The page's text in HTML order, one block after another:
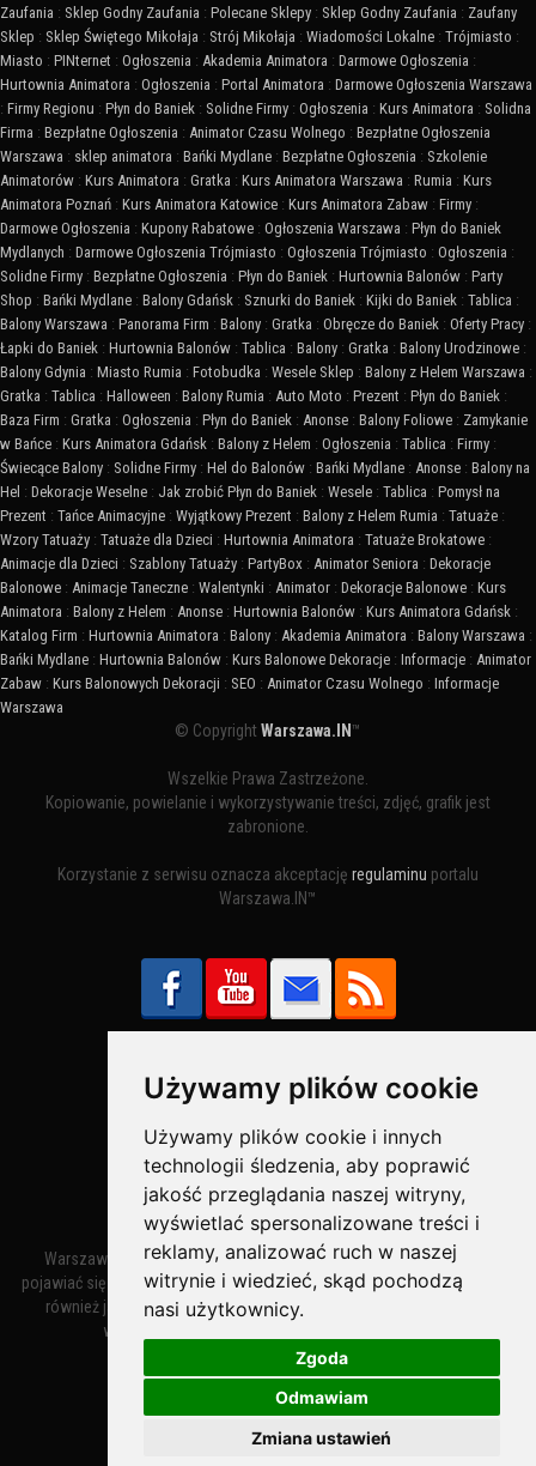
Używamy plików cookie
Używamy plików cookie i innych
technologii śledzenia, aby poprawić
jakość przeglądania naszej witryny,
wyświetlać spersonalizowane treści i
reklamy, analizować ruch w naszej
witrynie i wiedzieć, skąd pochodzą
nasi użytkownicy.
Zgoda
Odmawiam
Zmiana ustawień
Zaufania : Sklep Godny Zaufania : Polecane Sklepy : Sklep Godny Zaufania : Zaufany
Sklep : Sklep Świętego Mikołaja : Strój Mikołaja : Wiadomości Lokalne : Trójmiasto :
Miasto : PINternet : Ogłoszenia : Akademia Animatora : Darmowe Ogłoszenia :
Hurtownia Animatora : Ogłoszenia : Portal Animatora : Darmowe Ogłoszenia Warszawa
: Firmy Regionu : Płyn do Baniek : Solidne Firmy : Ogłoszenia : Kurs Animatora : Solidna
Firma : Bezpłatne Ogłoszenia : Animator Czasu Wolnego : Bezpłatne Ogłoszenia
Warszawa : sklep animatora : Bańki Mydlane : Bezpłatne Ogłoszenia : Szkolenie
Animatorów : Kurs Animatora : Gratka : Kurs Animatora Warszawa : Rumia : Kurs
Animatora Poznań : Kurs Animatora Katowice : Kurs Animatora Zabaw : Firmy :
Darmowe Ogłoszenia : Kupony Rabatowe : Ogłoszenia Warszawa : Płyn do Baniek
Mydlanych : Darmowe Ogłoszenia Trójmiasto : Ogłoszenia Trójmiasto : Ogłoszenia :
Solidne Firmy : Bezpłatne Ogłoszenia : Płyn do Baniek : Hurtownia Balonów : Party
Shop : Bańki Mydlane : Balony Gdańsk : Sznurki do Baniek : Kijki do Baniek : Tablica :
Balony Warszawa : Panorama Firm : Balony : Gratka : Obręcze do Baniek : Oferty Pracy :
Łapki do Baniek : Hurtownia Balonów : Tablica : Balony : Gratka : Balony Urodzinowe :
Balony Gdynia : Miasto Rumia : Fotobudka : Wesele Sklep : Balony z Helem Warszawa :
Gratka : Tablica : Halloween : Balony Rumia : Auto Moto : Prezent : Płyn do Baniek :
Baza Firm : Gratka : Ogłoszenia : Płyn do Baniek : Anonse : Balony Foliowe : Zamykanie
w Bańce : Kurs Animatora Gdańsk : Balony z Helem : Ogłoszenia : Tablica : Firmy :
Świecące Balony : Solidne Firmy : Hel do Balonów : Bańki Mydlane : Anonse : Balony na
Hel : Dekoracje Weselne : Jak zrobić Płyn do Baniek : Wesele : Tablica : Pomysł na
Prezent : Tańce Animacyjne : Wyjątkowy Prezent : Balony z Helem Rumia : Tatuaże :
Wzory Tatuaży : Tatuaże dla Dzieci : Hurtownia Animatora : Tatuaże Brokatowe :
Animacje dla Dzieci : Szablony Tatuaży : PartyBox : Animator Seniora : Dekoracje
Balonowe : Animacje Taneczne : Walentynki : Animator : Dekoracje Balonowe : Kurs
Animatora : Balony z Helem : Anonse : Hurtownia Balonów : Kurs Animatora Gdańsk :
Katalog Firm : Hurtownia Animatora : Balony : Akademia Animatora : Balony Warszawa :
Bańki Mydlane : Hurtownia Balonów : Kurs Balonowe Dekoracje : Informacje : Animator
Zabaw : Kurs Balonowych Dekoracji : SEO : Animator Czasu Wolnego : Informacje
Warszawa
© CopyrightWarszawa.IN ™
Wszelkie Prawa Zastrzeżone.
Kopiowanie, powielanie i wykorzystywanie treści, zdjęć, grafik jest
zabronione.
Korzystanie z serwisu oznacza akceptację regulaminu portalu
Warszawa.IN™
Bezpieczne Płatności obsługuje:
Warszawa – miasto stołeczne Warszawa. Nazwa miasta zaczęła
pojawiać się w dokumentach w XIV wieku jako Warszewa, a od XV wieku
również jako Warszowa. Zmiana nazwy na Warszawa w XV wieku
wynikała z mazowieckiej wymowy dialektycznej.